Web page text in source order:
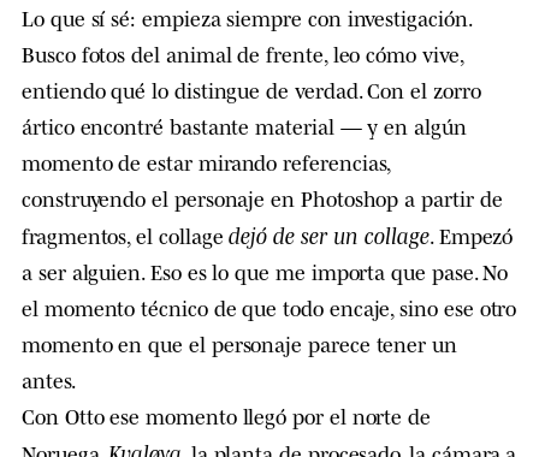
Lo que sí sé: empieza siempre con investigación.
Busco fotos del animal de frente, leo cómo vive,
entiendo qué lo distingue de verdad. Con el zorro
ártico encontré bastante material — y en algún
momento de estar mirando referencias,
construyendo el personaje en Photoshop a partir de
fragmentos, el collagedejó de ser un collage. Empezó
a ser alguien. Eso es lo que me importa que pase. No
el momento técnico de que todo encaje, sino ese otro
momento en que el personaje parece tener un
antes.
Con Otto ese momento llegó por el norte de